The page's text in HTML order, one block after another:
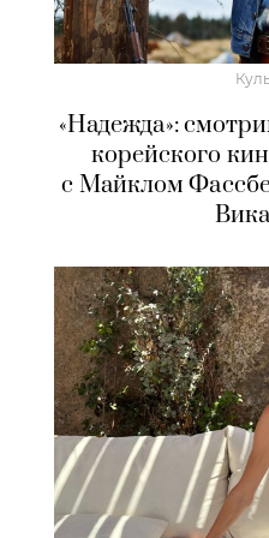
«Надежда»:
корейского
с Майклом